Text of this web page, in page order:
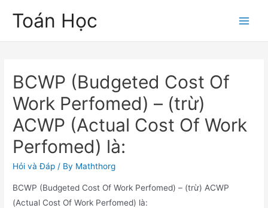
Toán Học
BCWP (Budgeted Cost Of
Work Perfomed) – (trừ)
ACWP (Actual Cost Of Work
Perfomed) là:
Hỏi và Đáp / By Maththorg
BCWP (Budgeted Cost Of Work Perfomed) – (trừ) ACWP
(Actual Cost Of Work Perfomed) là: